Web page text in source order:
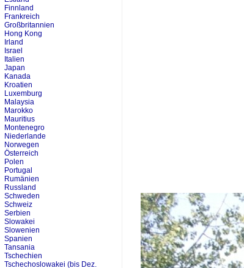
Finnland
Frankreich
Großbritannien
Hong Kong
Irland
Israel
Italien
Japan
Kanada
Kroatien
Luxemburg
Malaysia
Marokko
Mauritius
Montenegro
Niederlande
Norwegen
Österreich
Polen
Portugal
Rumänien
Russland
Schweden
Schweiz
Serbien
Slowakei
Slowenien
Spanien
Tansania
Tschechien
Tschechoslowakei (bis Dez.